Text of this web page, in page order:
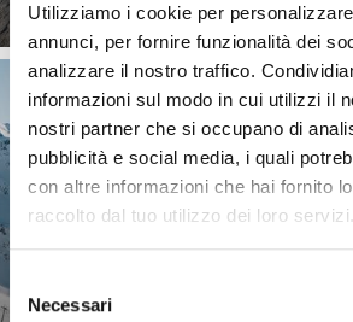
Utilizziamo i cookie per
annunci, per fornire funzionalità dei
analizzare il nostro traffico.
informazioni sul modo in cui utilizzi il
nostri partner che si occupano di
pubblicità e social media, i quali
con altre informazioni che hai fornito
raccolto dal tuo utilizzo dei loro servizi.
delNecessari
GHIACCIAIO
...